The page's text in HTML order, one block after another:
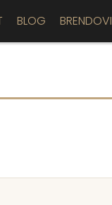
BLOG BRENDOVI